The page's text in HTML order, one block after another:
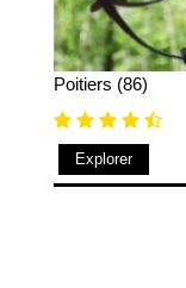
Poitiers (86)
Explorer